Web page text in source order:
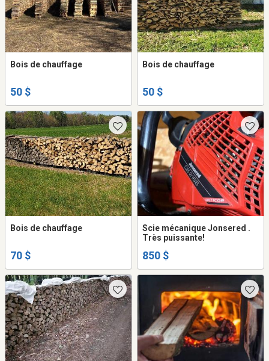
Bois de chauffage
50 $
Bois de chauffage
50 $
Bois de chauffage
70 $
Scie mécanique Jonsered .
Très puissante!
850 $